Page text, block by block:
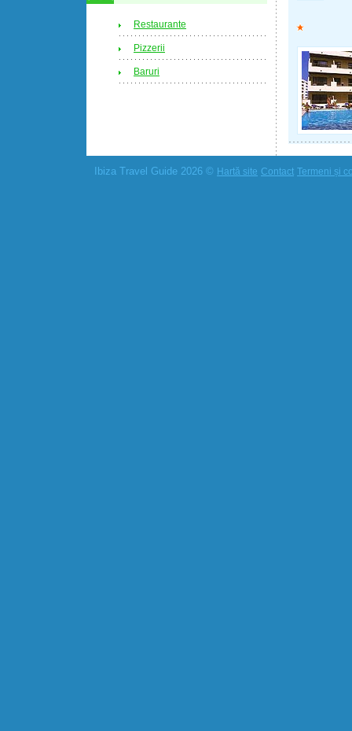
Restaurante
Pizzerii
Baruri
Ibiza Travel Guide 2026 © Hartă site Contact Termeni și